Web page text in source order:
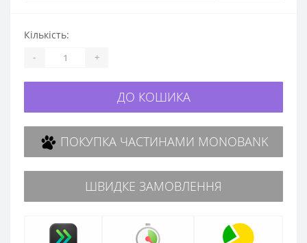
Кількість:
- +
ДО КОШИКА
ПОКУПКА ЧАСТИНАМИ MONOBANK
ШВИДКЕ ЗАМОВЛЕННЯ